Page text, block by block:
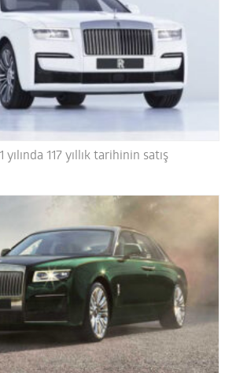
117 yıllık tarihinin satış